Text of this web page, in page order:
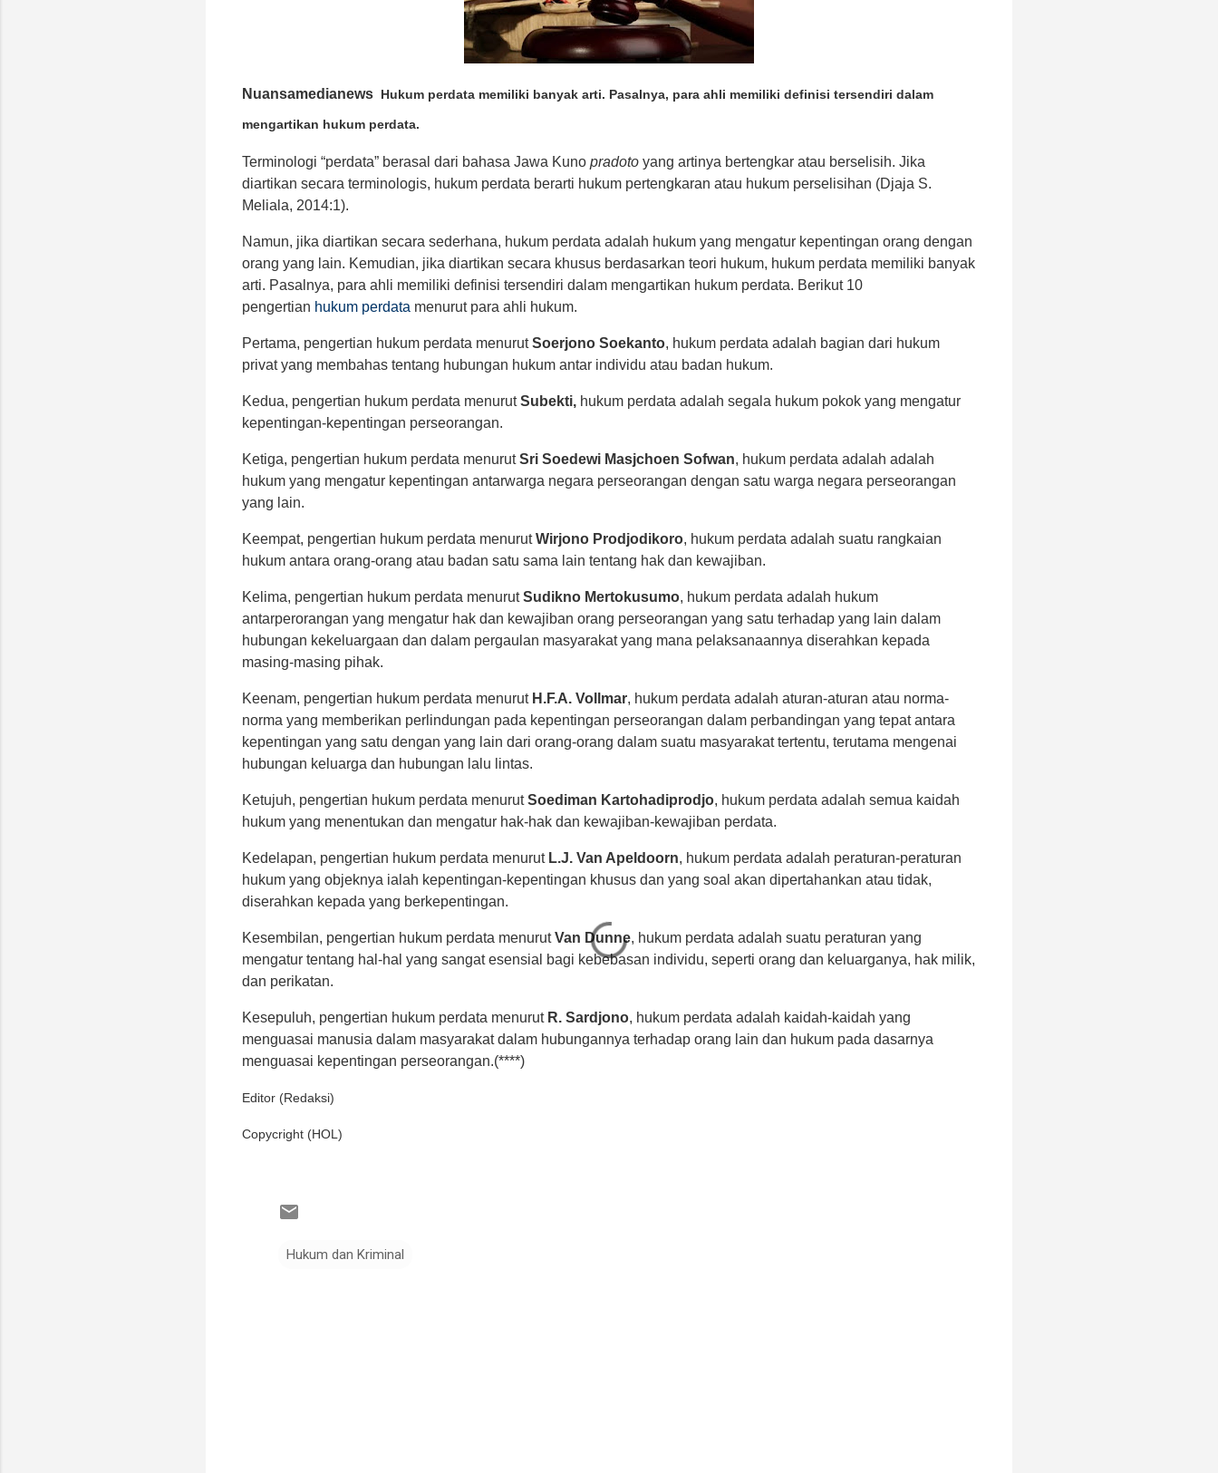
Nuansamedianews Hukum perdata memiliki banyak arti. Pasalnya, para ahli memiliki definisi tersendiri dalam
mengartikan hukum perdata.
Terminologi “perdata” berasal dari bahasa Jawa Kuno pradoto yang artinya bertengkar atau berselisih. Jika
diartikan secara terminologis, hukum perdata berarti hukum pertengkaran atau hukum perselisihan (Djaja S.
Meliala, 2014:1).
Namun, jika diartikan secara sederhana, hukum perdata adalah hukum yang mengatur kepentingan orang dengan
orang yang lain. Kemudian, jika diartikan secara khusus berdasarkan teori hukum, hukum perdata memiliki banyak
arti. Pasalnya, para ahli memiliki definisi tersendiri dalam mengartikan hukum perdata. Berikut 10
pengertian hukum perdata menurut para ahli hukum.
Pertama, pengertian hukum perdata menurutSoerjono Soekanto, hukum perdata adalah bagian dari hukum
privat yang membahas tentang hubungan hukum antar individu atau badan hukum.
Kedua, pengertian hukum perdata menurutSubekti, hukum perdata adalah segala hukum pokok yang mengatur
kepentingan-kepentingan perseorangan.
Ketiga, pengertian hukum perdata menurutSri Soedewi Masjchoen Sofwan, hukum perdata adalah adalah
hukum yang mengatur kepentingan antarwarga negara perseorangan dengan satu warga negara perseorangan
yang lain.
Keempat, pengertian hukum perdata menurutWirjono Prodjodikoro, hukum perdata adalah suatu rangkaian
hukum antara orang-orang atau badan satu sama lain tentang hak dan kewajiban.
Kelima, pengertian hukum perdata menurutSudikno Mertokusumo, hukum perdata adalah hukum
antarperorangan yang mengatur hak dan kewajiban orang perseorangan yang satu terhadap yang lain dalam
hubungan kekeluargaan dan dalam pergaulan masyarakat yang mana pelaksanaannya diserahkan kepada
masing-masing pihak.
Keenam, pengertian hukum perdata menurut H.F.A. Vollmar, hukum perdata adalah aturan-aturan atau norma-
norma yang memberikan perlindungan pada kepentingan perseorangan dalam perbandingan yang tepat antara
kepentingan yang satu dengan yang lain dari orang-orang dalam suatu masyarakat tertentu, terutama mengenai
hubungan keluarga dan hubungan lalu lintas.
Ketujuh, pengertian hukum perdata menurutSoediman Kartohadiprodjo, hukum perdata adalah semua kaidah
hukum yang menentukan dan mengatur hak-hak dan kewajiban-kewajiban perdata.
Kedelapan, pengertian hukum perdata menurut L.J. Van Apeldoorn, hukum perdata adalah peraturan-peraturan
hukum yang objeknya ialah kepentingan-kepentingan khusus dan yang soal akan dipertahankan atau tidak,
diserahkan kepada yang berkepentingan.
Kesembilan, pengertian hukum perdata menurutVan Dunne, hukum perdata adalah suatu peraturan yang
mengatur tentang hal-hal yang sangat esensial bagi kebebasan individu, seperti orang dan keluarganya, hak milik,
dan perikatan.
Kesepuluh, pengertian hukum perdata menurut R. Sardjono, hukum perdata adalah kaidah-kaidah yang
menguasai manusia dalam masyarakat dalam hubungannya terhadap orang lain dan hukum pada dasarnya
menguasai kepentingan perseorangan.(****)
Editor (Redaksi)
Copycright (HOL)
Hukum dan Kriminal